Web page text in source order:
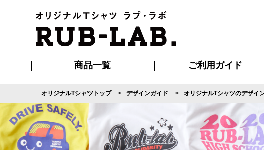
商品一覧
Tシャツ ポロシャツ
ブルゾン・コート セットアップ・ジャージ
ハッピ キャップ・バンダナ
ご利用ガイド
ご利用ガイド
はじめての方へ
再注文の方へ
お支払い方法について
割引まとめページ
発送・特急サービスについて
版の保管期限について
マイページ会員のメリット
よくあるご質問
オリジナルTシャツトップ デザインガイド オリジナルTシャツのデザイ